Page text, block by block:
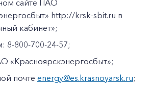
сайте ПАО
http://krsk-sbit.ru в
кабинет»;
8-800-700-24-57;
«Красноярскэнергосбыт»;
почте energy@es.krasnoyarsk.ru;